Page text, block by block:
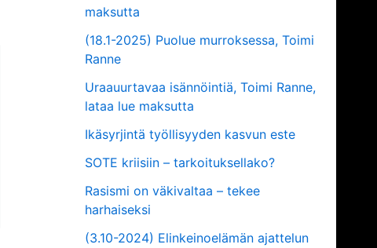
maksutta
(18.1-2025) Puolue murroksessa, Toimi
Ranne
Uraauurtavaa isännöintiä, Toimi Ranne,
lataa lue maksutta
Ikäsyrjintä työllisyyden kasvun este
SOTE kriisiin – tarkoituksellako?
Rasismi on väkivaltaa – tekee
harhaiseksi
(3.10-2024) Elinkeinoelämän ajattelun